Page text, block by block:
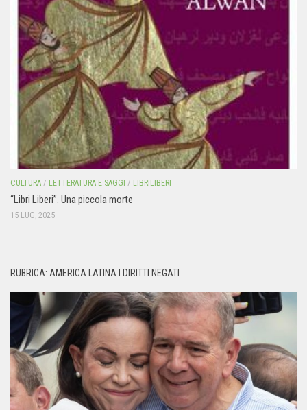
CULTURA / LETTERATURA E SAGGI / LIBRILIBERI
“Libri Liberi”. Una piccola morte
15 LUG, 2025
RUBRICA: AMERICA LATINA I DIRITTI NEGATI